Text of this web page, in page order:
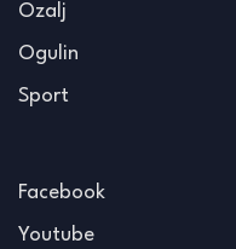
Ozalj
Ogulin
Sport
Facebook
Youtube